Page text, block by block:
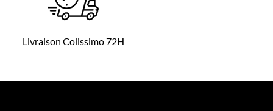
Livraison Colissimo 72H